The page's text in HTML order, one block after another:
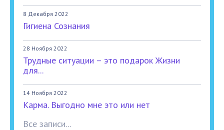
8 Декабря 2022
Гигиена Сознания
28 Ноября 2022
Трудные ситуации – это подарок Жизни
для...
14 Ноября 2022
Карма. Выгодно мне это или нет
Все записи...